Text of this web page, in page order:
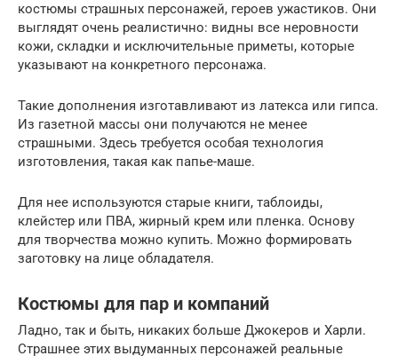
костюмы страшных персонажей, героев ужастиков. Они
выглядят очень реалистично: видны все неровности
кожи, складки и исключительные приметы, которые
указывают на конкретного персонажа.
Такие дополнения изготавливают из латекса или гипса.
Из газетной массы они получаются не менее
страшными. Здесь требуется особая технология
изготовления, такая как папье-маше.
Для нее используются старые книги, таблоиды,
клейстер или ПВА, жирный крем или пленка. Основу
для творчества можно купить. Можно формировать
заготовку на лице обладателя.
Костюмы для пар и компаний
Ладно, так и быть, никаких больше Джокеров и Харли.
Страшнее этих выдуманных персонажей реальные